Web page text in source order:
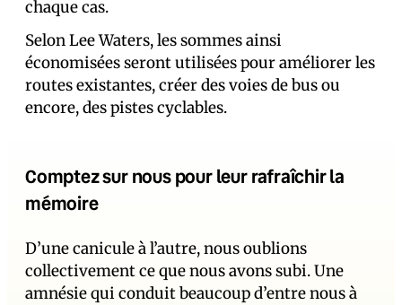
chaque cas.
Selon Lee Waters, les sommes ainsi
économisées seront utilisées pour améliorer les
routes existantes, créer des voies de bus ou
encore, des pistes cyclables.
Comptez sur nous pour leur rafraîchir la
mémoire
D’une canicule à l’autre, nous oublions
collectivement ce que nous avons subi. Une
amnésie qui conduit beaucoup d’entre nous à